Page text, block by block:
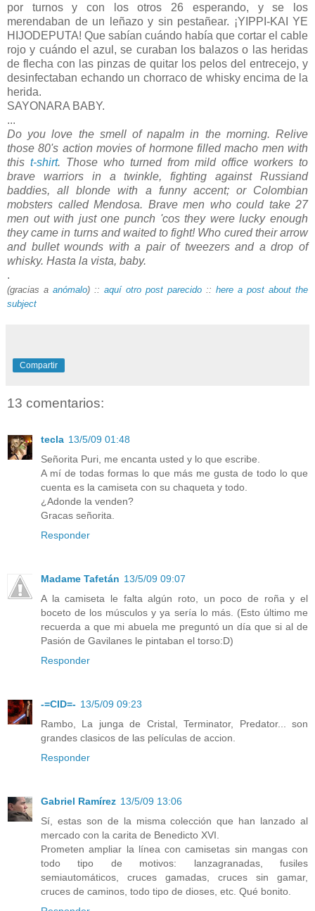
por turnos y con los otros 26 esperando, y se los
merendaban de un leñazo y sin pestañear. ¡YIPPI-KAI YE
HIJODEPUTA! Que sabían cuándo había que cortar el cable
rojo y cuándo el azul, se curaban los balazos o las heridas
de flecha con las pinzas de quitar los pelos del entrecejo, y
desinfectaban echando un chorraco de whisky encima de la
herida.
SAYONARA BABY.
...
Do you love the smell of napalm in the morning. Relive
those 80's action movies of hormone filled macho men with
this t-shirt. Those who turned from mild office workers to
brave warriors in a twinkle, fighting against Russiand
baddies, all blonde with a funny accent; or Colombian
mobsters called Mendosa. Brave men who could take 27
men out with just one punch 'cos they were lucky enough
they came in turns and waited to fight! Who cured their arrow
and bullet wounds with a pair of tweezers and a drop of
whisky. Hasta la vista, baby.
.
(gracias a anómalo) :: aquí otro post parecido :: here a post about the
subject
Compartir
13 comentarios:
tecla 13/5/09 01:48
Señorita Puri, me encanta usted y lo que escribe.
A mí de todas formas lo que más me gusta de todo lo que
cuenta es la camiseta con su chaqueta y todo.
¿Adonde la venden?
Gracas señorita.
Responder
Madame Tafetán 13/5/09 09:07
A la camiseta le falta algún roto, un poco de roña y el
boceto de los músculos y ya sería lo más. (Esto último me
recuerda a que mi abuela me preguntó un día que si al de
Pasión de Gavilanes le pintaban el torso:D)
Responder
-=CID=- 13/5/09 09:23
Rambo, La junga de Cristal, Terminator, Predator... son
grandes clasicos de las películas de accion.
Responder
Gabriel Ramírez 13/5/09 13:06
Sí, estas son de la misma colección que han lanzado al
mercado con la carita de Benedicto XVI.
Prometen ampliar la línea con camisetas sin mangas con
todo tipo de motivos: lanzagranadas, fusiles
semiautomáticos, cruces gamadas, cruces sin gamar,
cruces de caminos, todo tipo de dioses, etc. Qué bonito.